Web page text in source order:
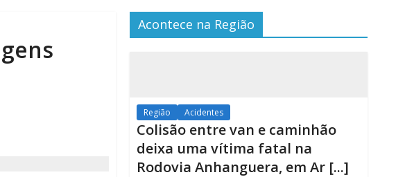
Acontece na Região
Região Acidentes
Colisão entre van e caminhão
deixa uma vítima fatal na
Rodovia Anhanguera, em Ar [...]